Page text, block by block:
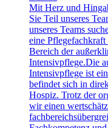
Mit Herz und
Sie Teil unseres
unseres Teams
eine
Bereich der
Intensivpflege.Die
Intensivpflege ist
befindet sich in
Hospiz. Trotz der
wir einen